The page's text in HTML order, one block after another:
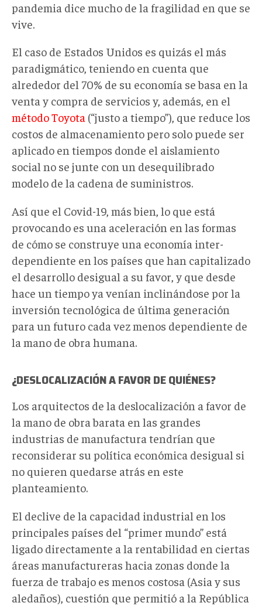
pandemia dice mucho de la fragilidad en que se
vive.
El caso de Estados Unidos es quizás el más
paradigmático, teniendo en cuenta que
alrededor del 70% de su economía se basa en la
venta y compra de servicios y, además, en el
método Toyota (“justo a tiempo”), que reduce los
costos de almacenamiento pero solo puede ser
aplicado en tiempos donde el aislamiento
social no se junte con un desequilibrado
modelo de la cadena de suministros.
Así que el Covid-19, más bien, lo que está
provocando es una aceleración en las formas
de cómo se construye una economía inter-
dependiente en los países que han capitalizado
el desarrollo desigual a su favor, y que desde
hace un tiempo ya venían inclinándose por la
inversión tecnológica de última generación
para un futuro cada vez menos dependiente de
la mano de obra humana.
¿DESLOCALIZACIÓN A FAVOR DE QUIÉNES?
Los arquitectos de la deslocalización a favor de
la mano de obra barata en las grandes
industrias de manufactura tendrían que
reconsiderar su política económica desigual si
no quieren quedarse atrás en este
planteamiento.
El declive de la capacidad industrial en los
principales países del “primer mundo” está
ligado directamente a la rentabilidad en ciertas
áreas manufactureras hacia zonas donde la
fuerza de trabajo es menos costosa (Asia y sus
aledaños), cuestión que permitió a la República